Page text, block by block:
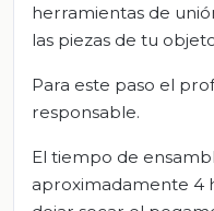
herramientas de
las piezas de tu
Para este paso el
responsable.
El tiempo de
aproximadamente 4